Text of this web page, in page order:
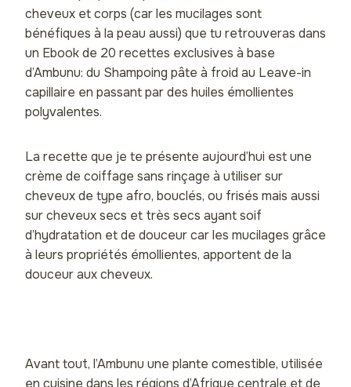
cheveux et corps (car les mucilages sont
bénéfiques à la peau aussi) que tu retrouveras dans
un Ebook de 20 recettes exclusives à base
d’Ambunu: du Shampoing pâte à froid au Leave-in
capillaire en passant par des huiles émollientes
polyvalentes.
La recette que je te présente aujourd’hui est une
crème de coiffage sans rinçage à utiliser sur
cheveux de type afro, bouclés, ou frisés mais aussi
sur cheveux secs et très secs ayant soif
d’hydratation et de douceur car les mucilages grâce
à leurs propriétés émollientes, apportent de la
douceur aux cheveux.
Avant tout, l’Ambunu une plante comestible, utilisée
en cuisine dans les régions d’Afrique centrale et de